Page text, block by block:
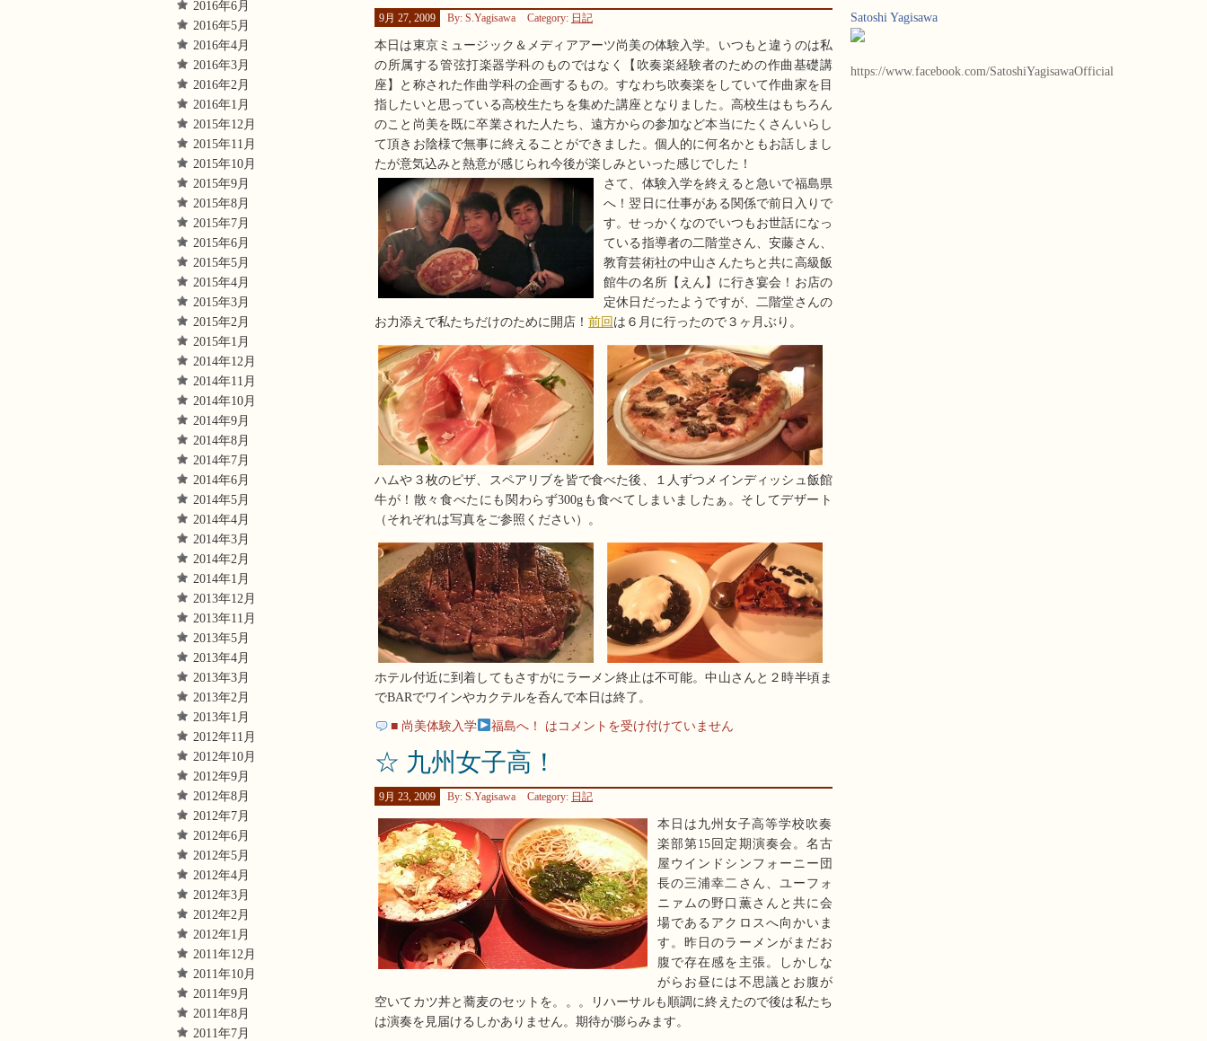
9月 27, 2009 By: S.Yagisawa Category: 日記
本日は東京ミュージック＆メディアアーツ尚美の体験入学。いつもと違うのは私
の所属する管弦打楽器学科のものではなく【吹奏楽経験者のための作曲基礎講
座】と称された作曲学科の企画するもの。すなわち吹奏楽をしていて作曲家を目
指したいと思っている高校生たちを集めた講座となりました。高校生はもちろん
のこと尚美を既に卒業された人たち、遠方からの参加など本当にたくさんいらし
て頂きお陰様で無事に終えることができました。個人的に何名かともお話しまし
たが意気込みと熱意が感じられ今後が楽しみといった感じでした！
さて、体験入学を終えると急いで福島県
へ！翌日に仕事がある関係で前日入りで
す。せっかくなのでいつもお世話になっ
ている指導者の二階堂さん、安藤さん、
教育芸術社の中山さんたちと共に高級飯
館牛の名所【えん】に行き宴会！お店の
定休日だったようですが、二階堂さんの
お力添えで私たちだけのために開店！ 前回 は６月に行ったので３ヶ月ぶり。
ハムや３枚のピザ、スペアリブを皆で食べた後、１人ずつメインディッシュ飯館
牛が！散々食べたにも関わらず300gも食べてしまいましたぁ。そしてデザート
（それぞれは写真をご参照ください）。
ホテル付近に到着してもさすがにラーメン終止は不可能。中山さんと２時半頃ま
でBARでワインやカクテルを呑んで本日は終了。
■ 尚美体験入学 福島へ！ は コメントを受け付けていません
☆ 九州女子高！
9月 23, 2009 By: S.Yagisawa Category: 日記
本日は九州女子高等学校吹奏
楽部第15回定期演奏会。名古
屋ウインドシンフォーニー団
長の三浦幸二さん、ユーフォ
ニァムの野口薫さんと共に会
場であるアクロスへ向かいま
す。昨日のラーメンがまだお
腹で存在感を主張。しかしな
がらお昼には不思議とお腹が
空いてカツ丼と蕎麦のセットを。。。リハーサルも順調に終えたので後は私たち
は演奏を見届けるしかありません。期待が膨らみます。
2016年6月
2016年5月
2016年4月
2016年3月
2016年2月
2016年1月
2015年12月
2015年11月
2015年10月
2015年9月
2015年8月
2015年7月
2015年6月
2015年5月
2015年4月
2015年3月
2015年2月
2015年1月
2014年12月
2014年11月
2014年10月
2014年9月
2014年8月
2014年7月
2014年6月
2014年5月
2014年4月
2014年3月
2014年2月
2014年1月
2013年12月
2013年11月
2013年5月
2013年4月
2013年3月
2013年2月
2013年1月
2012年11月
2012年10月
2012年9月
2012年8月
2012年7月
2012年6月
2012年5月
2012年4月
2012年3月
2012年2月
2012年1月
2011年12月
2011年10月
2011年9月
2011年8月
2011年7月
Satoshi Yagisawa
https://www.facebook.com/SatoshiYagisawaOfficial